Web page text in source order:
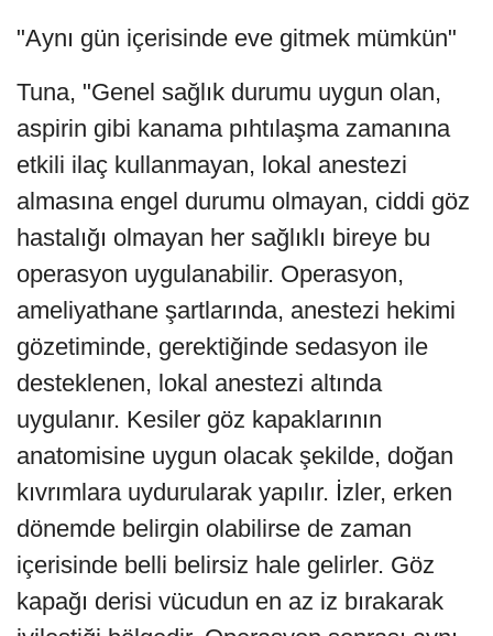
"Aynı gün içerisinde eve gitmek mümkün"
Tuna, "Genel sağlık durumu uygun olan,
aspirin gibi kanama pıhtılaşma zamanına
etkili ilaç kullanmayan, lokal anestezi
almasına engel durumu olmayan, ciddi göz
hastalığı olmayan her sağlıklı bireye bu
operasyon uygulanabilir. Operasyon,
ameliyathane şartlarında, anestezi hekimi
gözetiminde, gerektiğinde sedasyon ile
desteklenen, lokal anestezi altında
uygulanır. Kesiler göz kapaklarının
anatomisine uygun olacak şekilde, doğan
kıvrımlara uydurularak yapılır. İzler, erken
dönemde belirgin olabilirse de zaman
içerisinde belli belirsiz hale gelirler. Göz
kapağı derisi vücudun en az iz bırakarak